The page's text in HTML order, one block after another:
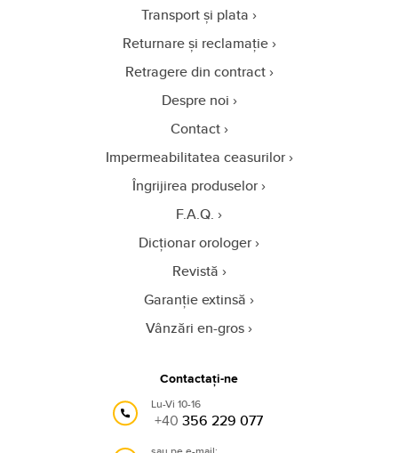
Transport și plata
Returnare și reclamație
Retragere din contract
Despre noi
Contact
Impermeabilitatea ceasurilor
Îngrijirea produselor
F.A.Q.
Dicționar orologer
Revistă
Garanție extinsă
Vânzări en-gros
Contactați-ne
Lu-Vi 10-16
+40 356 229 077